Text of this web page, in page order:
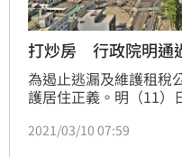
打炒房 行政院明通
為遏止逃漏及維護租稅
護居住正義。明（11）
稅」修正有關之部分，
2021/03/10 07:59